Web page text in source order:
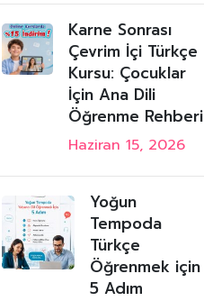
Karne Sonrası
Çevrim İçi Türkçe
Kursu: Çocuklar
İçin Ana Dili
Öğrenme Rehberi
Haziran 15, 2026
Yoğun
Tempoda
Türkçe
Öğrenmek için
5 Adım